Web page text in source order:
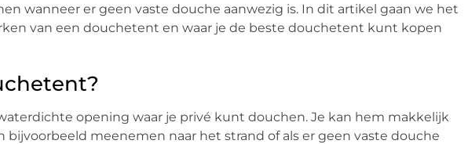
wanneer er geen vaste douche aanwezig is. In dit artikel gaan we het
van een douchetent en waar je de beste douchetent kunt kopen
opening waar je privé kunt douchen. Je kan hem makkelijk
bijvoorbeeld meenemen naar het strand of als er geen vaste douche